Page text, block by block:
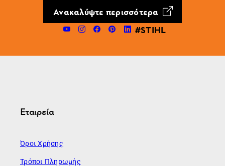
Ανακαλύψτε περισσότερα
#STIHL
Εταιρεία
Όροι Χρήσης
Τρόποι Πληρωμής